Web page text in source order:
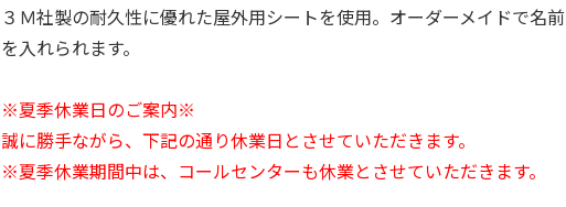
３Ｍ社製の耐久性に優れた屋外用シートを使用。オーダーメイドで名前
を入れられます。
※夏季休業日のご案内※
誠に勝手ながら、下記の通り休業日とさせていただきます。
※夏季休業期間中は、コールセンターも休業とさせていただきます。